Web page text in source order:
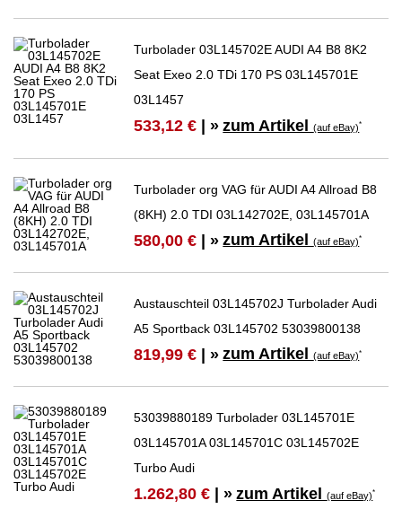
Turbolader 03L145702E AUDI A4 B8 8K2
Seat Exeo 2.0 TDi 170 PS 03L145701E
03L1457
533,12 € | » zum Artikel(auf eBay)*
Turbolader org VAG für AUDI A4 Allroad B8
(8KH) 2.0 TDI 03L142702E, 03L145701A
580,00 € | » zum Artikel(auf eBay)*
Austauschteil 03L145702J Turbolader Audi
A5 Sportback 03L145702 53039800138
819,99 € | » zum Artikel(auf eBay)*
53039880189 Turbolader 03L145701E
03L145701A 03L145701C 03L145702E
Turbo Audi
1.262,80 € | » zum Artikel(auf eBay)*